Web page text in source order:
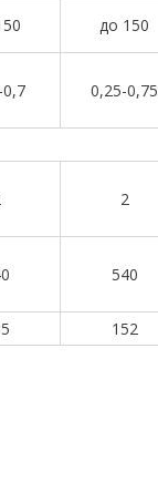
до 150
0,25-0,75
2
540
152